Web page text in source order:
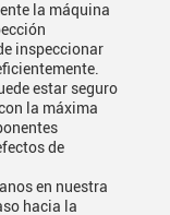
la máquina
inspeccionar
estar seguro
la máxima
de
en nuestra
hacia la